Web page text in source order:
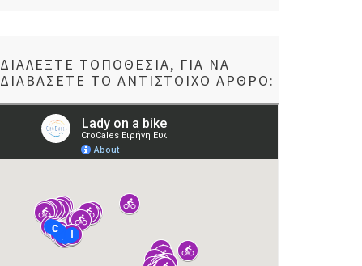
ΔΙΑΛΈΞΤΕ ΤΟΠΟΘΕΣΊΑ, ΓΙΑ ΝΑ
ΔΙΑΒΆΣΕΤΕ ΤΟ ΑΝΤΊΣΤΟΙΧΟ ΆΡΘΡΟ: